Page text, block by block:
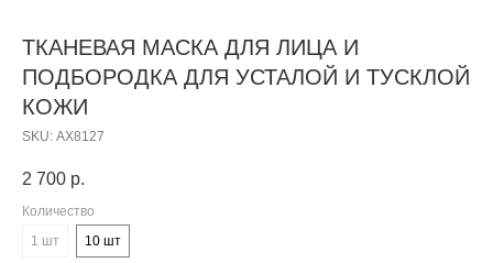
ТКАНЕВАЯ МАСКА ДЛЯ ЛИЦА И
ПОДБОРОДКА ДЛЯ УСТАЛОЙ И ТУСКЛОЙ
КОЖИ
SKU: АХ8127
2 700 р.
Количество
1 шт
10 шт